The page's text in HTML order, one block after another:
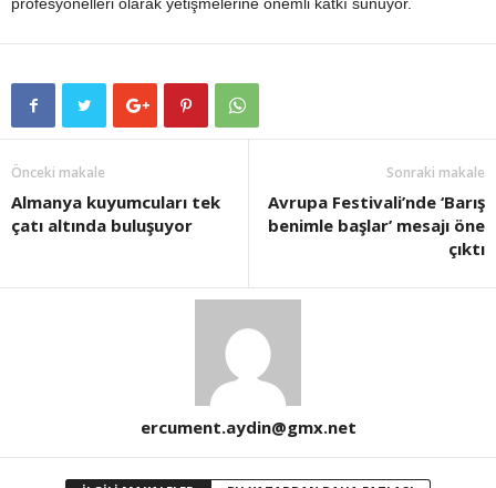
Önceki makale
Almanya kuyumcuları tek
çatı altında buluşuyor
Sonraki makale
Avrupa Festivali’nde ‘Barış
benimle başlar’ mesajı öne
çıktı
ercument.aydin@gmx.net